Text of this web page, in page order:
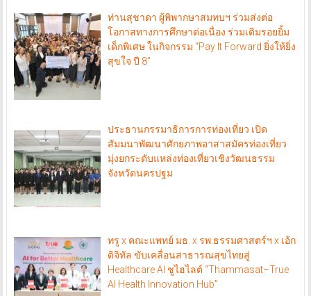
ท่านสุชาดา ผู้พิพากษาสมทบฯ ร่วมส่งต่อ
โอกาสทางการศึกษาต่อเนื่อง ร่วมเติมรอยยิ้ม
เด็กพิเศษ ในกิจกรรม “Pay It Forward ยิ่งให้ยิ่ง
สุขใจ ปี 8”
ประธานกรรมาธิการการท่องเที่ยว เปิด
สัมมนาพัฒนาศักยภาพอาสาสมัครท่องเที่ยว
มุ่งยกระดับแหล่งท่องเที่ยวเชิงวัฒนธรรม
จังหวัดนครปฐม
ทรู x คณะแพทย์ มธ. x รพ.ธรรมศาสตร์ฯ x เอ้ก
ดิจิทัล ขับเคลื่อนสาธารณสุขไทยสู่
Healthcare AI ชูไฮไลต์ “Thammasat–True
AI Health Innovation Hub”